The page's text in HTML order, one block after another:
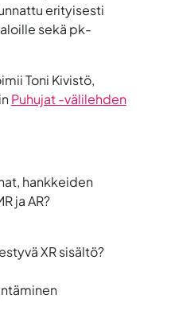
erityisesti
sekä pk-
Toni Kivistö,
Puhujat -välilehden
hankkeiden
ja AR?
XR sisältö?